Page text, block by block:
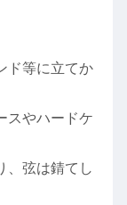
ド等に立てか
スやハードケ
、弦は錆てし